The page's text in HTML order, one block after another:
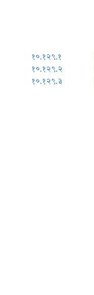
१०.१२९.१
१०.१२९.२
१०.१२९.३